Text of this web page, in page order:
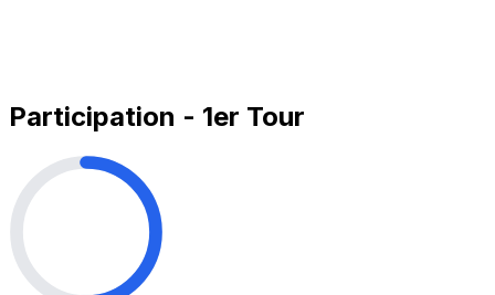
Participation - 1er Tour